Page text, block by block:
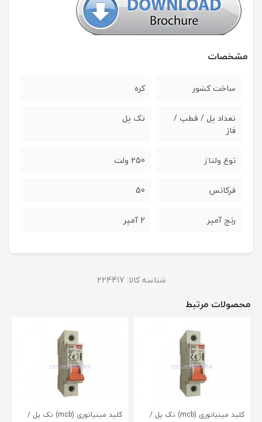
مشخصات
ساخت کشور کره
تعداد پل / قطب /
فاز
تک پل
نوع ولتاژ 250 ولت
فرکانس 50
رنج آمپر 2 آمپر
شناسه کالا: 224417
محصولات مرتبط
کلید مینیاتوری (mcb) تک پل /
کلید مینیاتوری (mcb) تک پل /